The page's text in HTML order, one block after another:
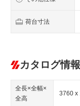
荷台寸法
カタログ情
全長×全幅×
全高
3760 x